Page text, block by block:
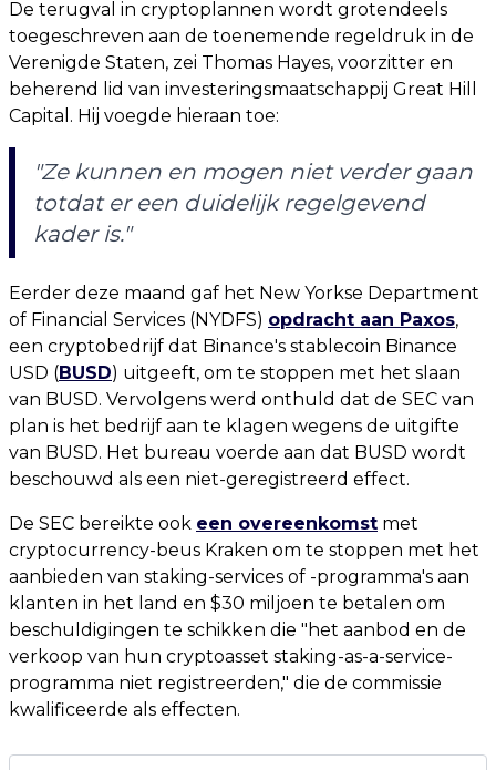
De terugval in cryptoplannen wordt grotendeels
toegeschreven aan de toenemende regeldruk in de
Verenigde Staten, zei Thomas Hayes, voorzitter en
beherend lid van investeringsmaatschappij Great Hill
Capital. Hij voegde hieraan toe:
"Ze kunnen en mogen niet verder gaan
totdat er een duidelijk regelgevend
kader is."
Eerder deze maand gaf het New Yorkse Department
of Financial Services (NYDFS) opdracht aan Paxos,
een cryptobedrijf dat Binance's stablecoin Binance
USD (BUSD) uitgeeft, om te stoppen met het slaan
van BUSD. Vervolgens werd onthuld dat de SEC van
plan is het bedrijf aan te klagen wegens de uitgifte
van BUSD. Het bureau voerde aan dat BUSD wordt
beschouwd als een niet-geregistreerd effect.
De SEC bereikte ook een overeenkomst met
cryptocurrency-beus Kraken om te stoppen met het
aanbieden van staking-services of -programma's aan
klanten in het land en $30 miljoen te betalen om
beschuldigingen te schikken die "het aanbod en de
verkoop van hun cryptoasset staking-as-a-service-
programma niet registreerden," die de commissie
kwalificeerde als effecten.